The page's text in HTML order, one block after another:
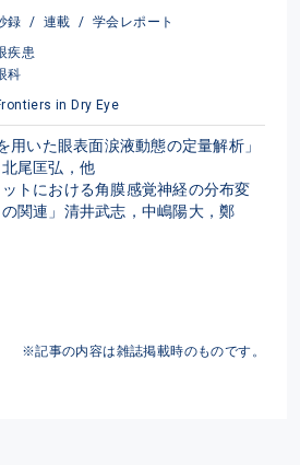
録 / 連載 / 学会レポート
疾患
科
in Dry Eye
用いた眼表面涙液動態の定量解析」
尾匡弘，他
ットにおける角膜感覚神経の分布変
関連」清井武志，中嶋陽大，鄭
※記事の内容は雑誌掲載時のものです。